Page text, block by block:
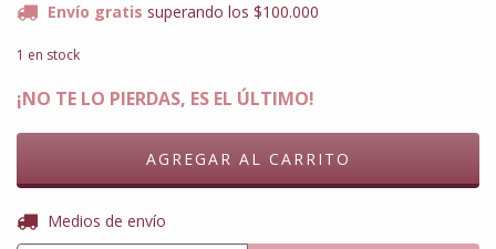
Envío gratis superando los $100.000
1 en stock
¡NO TE LO PIERDAS, ES EL ÚLTIMO!
Entregas para el CP:
Medios de envío